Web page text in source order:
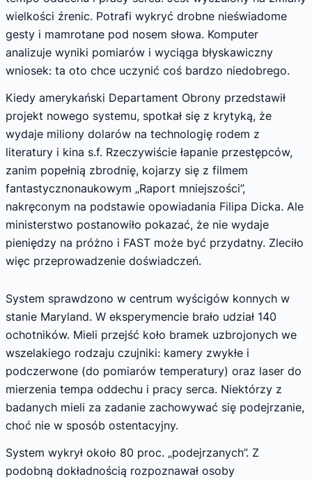
wielkości źrenic. Potrafi wykryć drobne nieświadome
gesty i mamrotane pod nosem słowa. Komputer
analizuje wyniki pomiarów i wyciąga błyskawiczny
wniosek: ta oto chce uczynić coś bardzo niedobrego.
Kiedy amerykański Departament Obrony przedstawił
projekt nowego systemu, spotkał się z krytyką, że
wydaje miliony dolarów na technologię rodem z
literatury i kina s.f. Rzeczywiście łapanie przestępców,
zanim popełnią zbrodnię, kojarzy się z filmem
fantastycznonaukowym „Raport mniejszości”,
nakręconym na podstawie opowiadania Filipa Dicka. Ale
ministerstwo postanowiło pokazać, że nie wydaje
pieniędzy na próżno i FAST może być przydatny. Zleciło
więc przeprowadzenie doświadczeń.
System sprawdzono w centrum wyścigów konnych w
stanie Maryland. W eksperymencie brało udział 140
ochotników. Mieli przejść koło bramek uzbrojonych we
wszelakiego rodzaju czujniki: kamery zwykłe i
podczerwone (do pomiarów temperatury) oraz laser do
mierzenia tempa oddechu i pracy serca. Niektórzy z
badanych mieli za zadanie zachowywać się podejrzanie,
choć nie w sposób ostentacyjny.
System wykrył około 80 proc. „podejrzanych”. Z
podobną dokładnością rozpoznawał osoby